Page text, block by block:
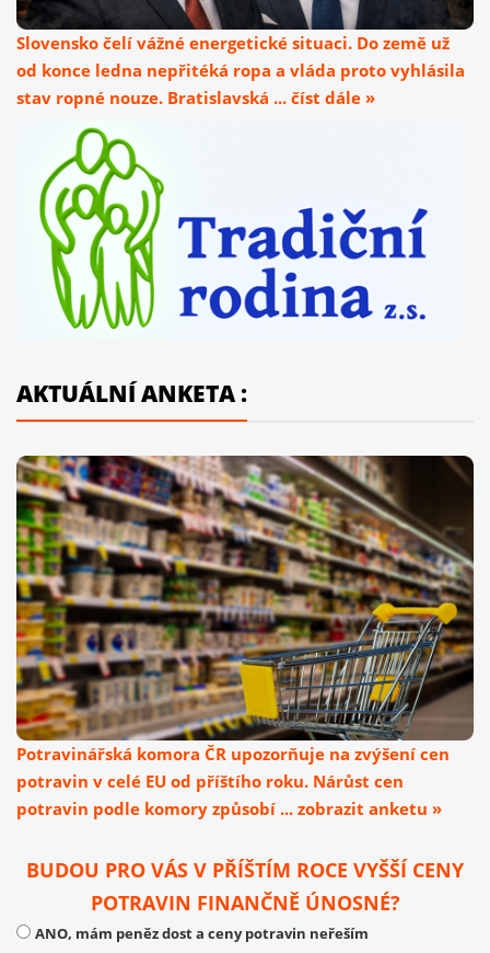
Slovensko čelí vážné energetické situaci. Do země už
od konce ledna nepřitéká ropa a vláda proto vyhlásila
stav ropné nouze. Bratislavská ... číst dále »
AKTUÁLNÍ ANKETA :
Potravinářská komora ČR upozorňuje na zvýšení cen
potravin v celé EU od příštího roku. Nárůst cen
potravin podle komory způsobí ... zobrazit anketu »
BUDOU PRO VÁS V PŘÍŠTÍM ROCE VYŠŠÍ CENY
POTRAVIN FINANČNĚ ÚNOSNÉ?
ANO, mám peněz dost a ceny potravin neřeším